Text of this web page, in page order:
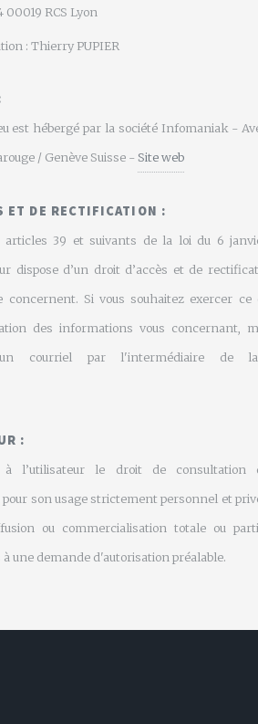
RCS Lyon
: Thierry PUPIER
est hébergé par la société Infomaniak -
/ Genève Suisse -Site web
ET DE RECTIFICATION :
articles 39 et suivants de la loi du 6
dispose d’un droit d’accès et de
concernent. Si vous souhaitez exercer ce
des informations vous concernant,
courriel par l'intermédiaire de
:
à l’utilisateur le droit de consultation
son usage strictement personnel et
ou commercialisation totale ou
une demande d'autorisation préalable.